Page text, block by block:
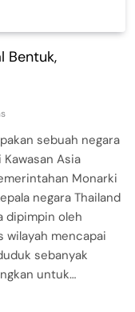
Bentuk,
sebuah negara
Asia
Monarki
negara Thailand
dipimpin oleh
wilayah mencapai
sebanyak
untuk…